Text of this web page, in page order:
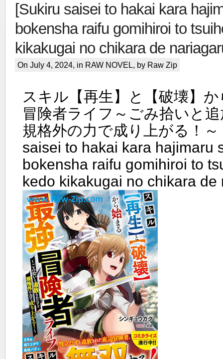
[Sukiru saisei to hakai kara
bokensha raifu gomihiroi to
kikakugai no chikara de
On July 4, 2024, in RAW NOVEL, by Raw Zip
スキル【再生】と【破壊】
冒険者ライフ～ごみ拾いと
規格外の力で成り上がる！
saisei to hakai kara hajimaru
bokensha raifu gomihiroi to
kedo kikakugai no chikara de